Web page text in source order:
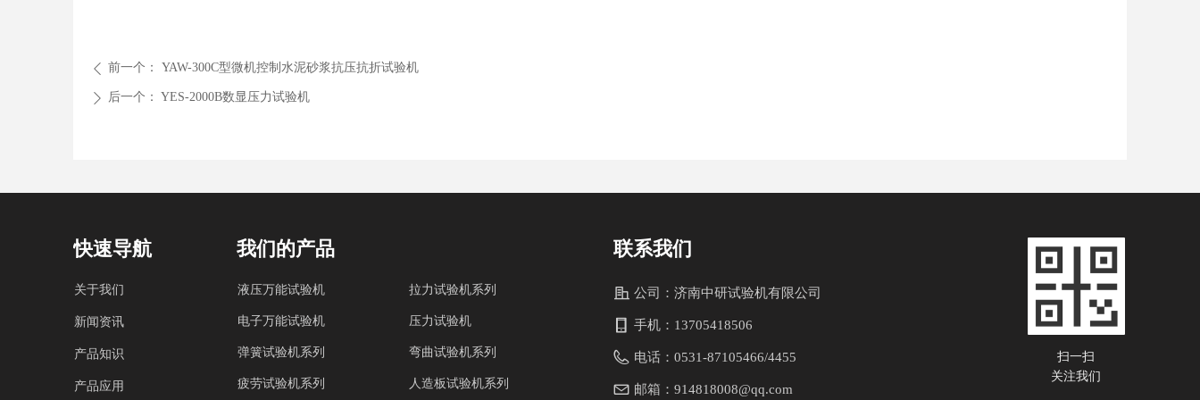
ꄴ 前一个： YAW-300C型微机控制水泥砂浆抗压抗折试验机
ꄲ 后一个： YES-2000B数显压力试验机
公司： 济南中研试验机有限公司
手机： 13705418506
电话： 0531-87105466/4455
邮箱： 914818008@qq.com
联系我们
快速导航
关于我们
新闻资讯
产品知识
产品应用
我们的产品
液压万能试验机
电子万能试验机
弹簧试验机系列
疲劳试验机系列
拉力试验机系列
压力试验机
弯曲试验机系列
人造板试验机系列
扫一扫
关注我们